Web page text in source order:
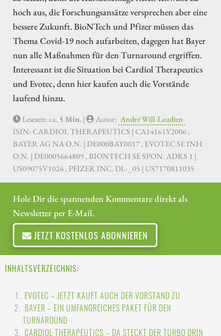
hoch aus, die Forschungsansätze versprechen aber eine
bessere Zukunft. BioNTech und Pfizer müssen das
Thema Covid-19 noch aufarbeiten, dagegen hat Bayer
nun alle Maßnahmen für den Turnaround ergriffen.
Interessant ist die Situation bei Cardiol Therapeutics
und Evotec, denn hier kaufen auch die Vorstände
laufend hinzu.
Lesezeit: ca. 5 Min. | Autor: André Will-Laudien
ISIN: CARDIOL THERAPEUTICS | CA14161Y2006 ,
BAYER AG NA O.N. | DE000BAY0017 , EVOTEC SE INH
O.N. | DE0005664809 , BIONTECH SE SPON. ADRS 1 |
US09075V1026 , PFIZER INC. DL-_05 | US7170811035
Hole Dir die spannenden Kommentare direkt als
Newsletter per E-Mail.
JETZT KOSTENLOS ABONNIEREN
INHALTSVERZEICHNIS:
EVOTEC – JETZT KAUFT AUCH DER VORSTAND ZU
BAYER – EIN UMFANGREICHES PAKET FÜR DEN
TURNAROUND
CARDIOL THERAPEUTICS – DA STECKT DER TURBO DRIN